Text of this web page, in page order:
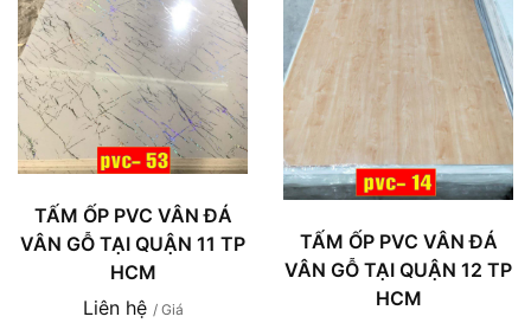
TẤM ỐP PVC VÂN ĐÁ
VÂN GỖ TẠI QUẬN 11 TP
HCM
Liên hệ / Giá
TẤM ỐP PVC VÂN ĐÁ
VÂN GỖ TẠI QUẬN 12 TP
HCM